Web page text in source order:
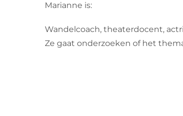
Marianne is:
Wandelcoach, theaterdocent,
Ze gaat onderzoeken of het